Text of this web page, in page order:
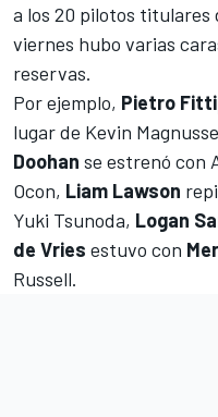
a los 20 pilotos titulares
viernes hubo varias
reservas.
Por ejemplo, Pietro
lugar de Kevin
Doohan se estrenó con
Ocon, Liam Lawson
Yuki Tsunoda, Logan
de Vries estuvo con
Russell.